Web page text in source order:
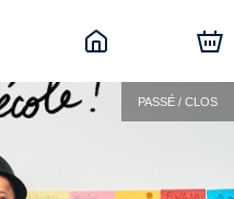
PASSÉ / CLOS